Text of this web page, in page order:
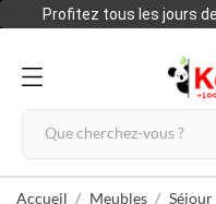
Profitez tous les jours
Accueil Meubles Séjour